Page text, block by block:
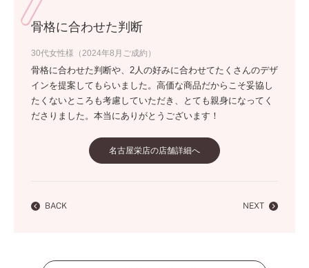
骨格に合わせた判断
30代女性様（2024年8月ご成約）
骨格に合わせた判断や、2人の好みに合わせてたくさんのデザ
インを提案してもらいました。高価な商品だからこそ妥協し
たくないところも考慮していただき、とても親身になってく
ださりました。本当にありがとうございます！
名古屋栄店の店舗詳細へ
BACK NEXT